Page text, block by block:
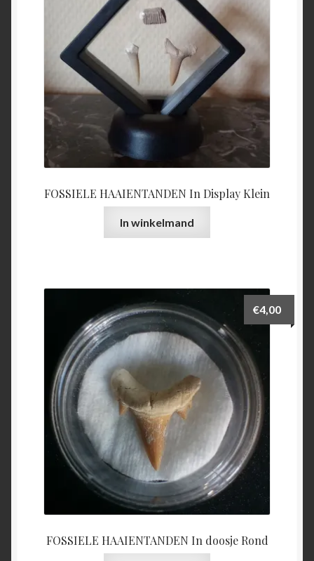
FOSSIELE HAAIENTANDEN In Display Klein
In winkelmand
FOSSIELE HAAIENTANDEN In doosje Rond
€4,00